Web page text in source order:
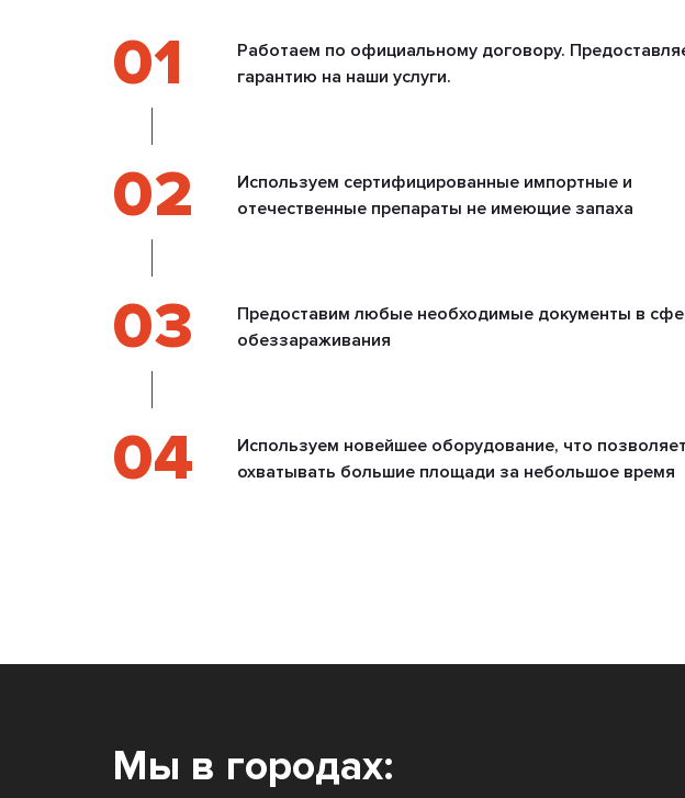
01
Работаем по официальному договору.
гарантию на наши услуги.
02
Используем сертифицированные импортные и
отечественные препараты не имеющие запаха
03
Предоставим любые необходимые документы в
обеззараживания
04
Используем новейшее оборудование, что позволяет
охватывать большие площади за небольшое время
Мы в городах: